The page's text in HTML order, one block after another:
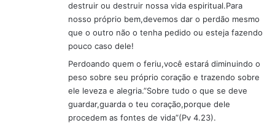
destruir ou destruir nossa vida espiritual.Para
nosso próprio bem,devemos dar o perdão mesmo
que o outro não o tenha pedido ou esteja fazendo
pouco caso dele!
Perdoando quem o feriu,você estará diminuindo o
peso sobre seu próprio coração e trazendo sobre
ele leveza e alegria.”Sobre tudo o que se deve
guardar,guarda o teu coração,porque dele
procedem as fontes de vida”(Pv 4.23).